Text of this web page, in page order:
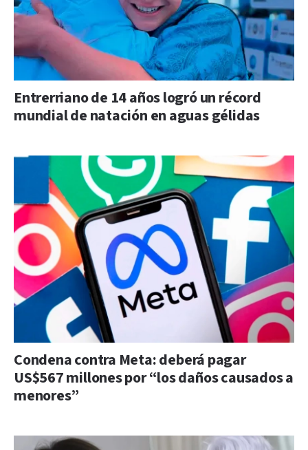
Entrerriano de 14 años logró un récord
mundial de natación en aguas gélidas
Condena contra Meta: deberá pagar
US$567 millones por “los daños causados a
menores”